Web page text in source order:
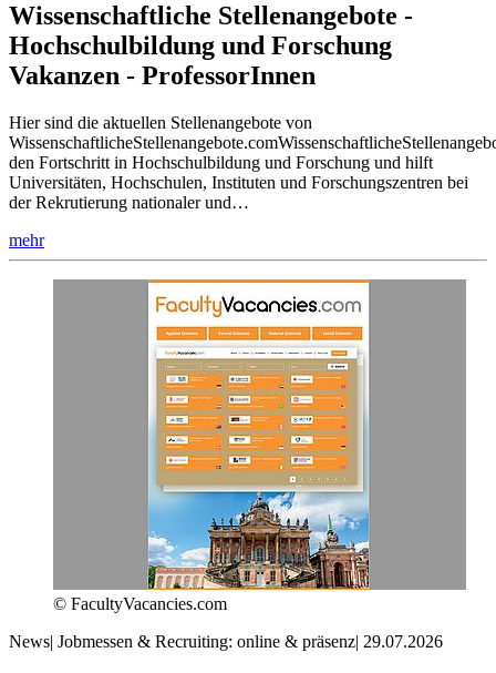
Wissenschaftliche Stellenangebote -
Hochschulbildung und Forschung
Vakanzen - ProfessorInnen
Hier sind die aktuellen Stellenangebote von
den Fortschritt in Hochschulbildung und Forschung und hilft
Universitäten, Hochschulen, Instituten und Forschungszentren bei
der Rekrutierung nationaler und…
mehr
© FacultyVacancies.com
News| Jobmessen & Recruiting: online & präsenz| 29.07.2026